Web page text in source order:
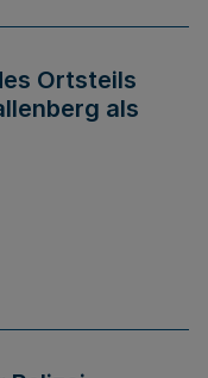
Ortsteils
als